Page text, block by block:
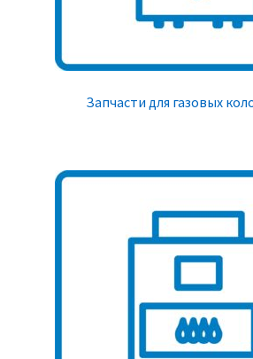
Запчасти для газовых